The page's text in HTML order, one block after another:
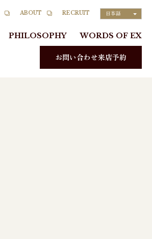
ABOUT RECRUIT 日本語
PHILOSOPHY WORDS OF EX
お問い合わせ来店予約